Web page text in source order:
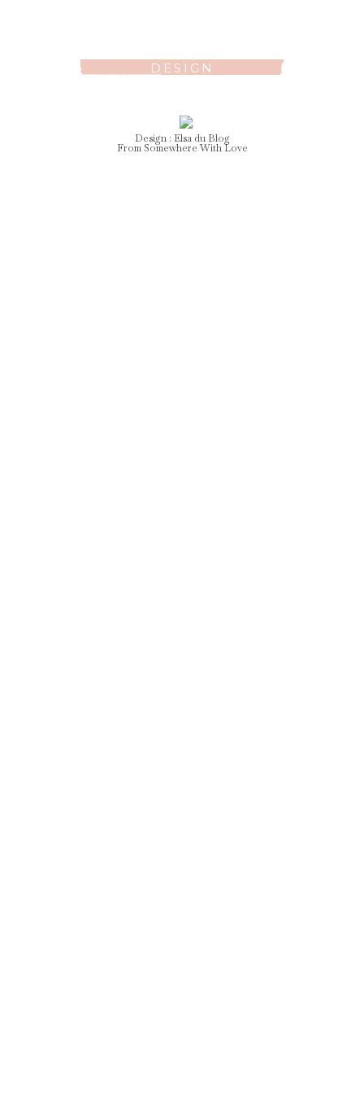
DESIGN
Design : Elsadu Blog
From Somewhere With Love